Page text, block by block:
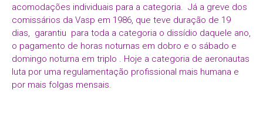
acomodações individuais para a categoria. Já a greve dos
comissários da Vasp em 1986, que teve duração de 19
dias, garantiu para toda a categoria o dissídio daquele ano,
o pagamento de horas noturnas em dobro e o sábado e
domingo noturna em triplo . Hoje a categoria de aeronautas
luta por uma regulamentação profissional mais humana e
por mais folgas mensais.